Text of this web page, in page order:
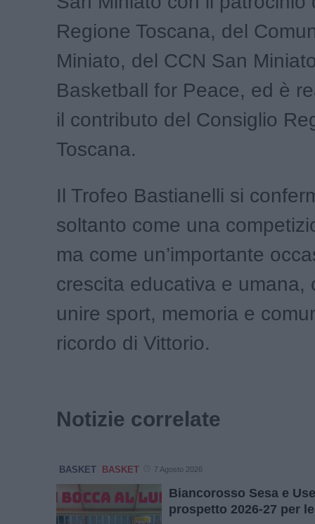
Regione Toscana, del
Miniato, del CCN San
Basketball for Peace, ed è
il contributo del Consiglio
Toscana.
Il Trofeo Bastianelli si
soltanto come una
ma come un’importante
crescita educativa e umana,
unire sport, memoria e
ricordo di Vittorio.
Notizie correlate
BASKET BASKET 7 Agosto 2026
Biancorosso Sesa e
prospetto 2026-27 per